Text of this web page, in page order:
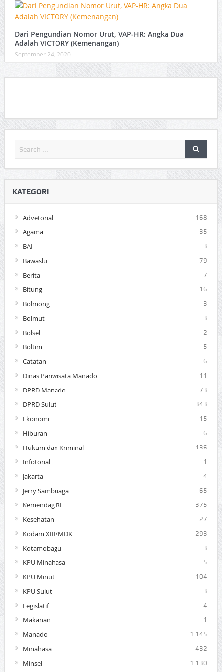
Dari Pengundian Nomor Urut, VAP-HR: Angka Dua
Adalah VICTORY (Kemenangan)
September 24, 2020
KATEGORI
Advetorial 168
Agama 35
BAI 3
Bawaslu 79
Berita 7
Bitung 16
Bolmong 3
Bolmut 3
Bolsel 2
Boltim 5
Catatan 6
Dinas Pariwisata Manado 11
DPRD Manado 73
DPRD Sulut 343
Ekonomi 15
Hiburan 6
Hukum dan Kriminal 136
Infotorial 1
Jakarta 4
Jerry Sambuaga 65
Kemendag RI 375
Kesehatan 27
Kodam XIII/MDK 293
Kotamobagu 3
KPU Minahasa 5
KPU Minut 104
KPU Sulut 3
Legislatif 4
Makanan 1
Manado 1.145
Minahasa 432
Minsel 1.130